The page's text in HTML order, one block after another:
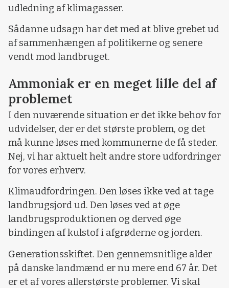
udledning af klimagasser.
Sådanne udsagn har det med at blive grebet ud
af sammenhængen af politikerne og senere
vendt mod landbruget.
Ammoniak er en meget lille del af
problemet
I den nuværende situation er det ikke behov for
udvidelser, der er det største problem, og det
må kunne løses med kommunerne de få steder.
Nej, vi har aktuelt helt andre store udfordringer
for vores erhverv.
Klimaudfordringen. Den løses ikke ved at tage
landbrugsjord ud. Den løses ved at øge
landbrugs­produktionen og derved øge
bindingen af kulstof i afgrøderne og jorden.
Generationsskiftet. Den gennemsnitlige alder
på danske landmænd er nu mere end 67 år. Det
er et af vores allerstørste problemer. Vi skal